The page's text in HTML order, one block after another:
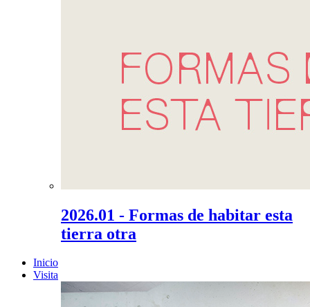
2026.01 - Formas de habitar esta
tierra otra
Inicio
Visita